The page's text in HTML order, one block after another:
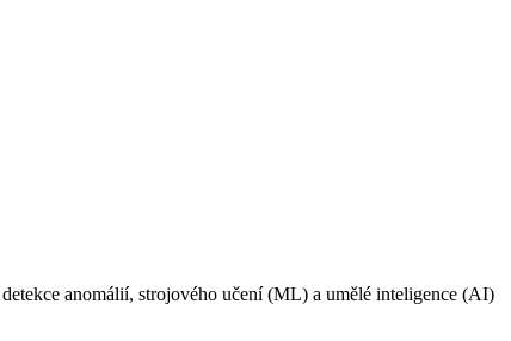
anomálií, strojového učení (ML) a umělé inteligence (AI)